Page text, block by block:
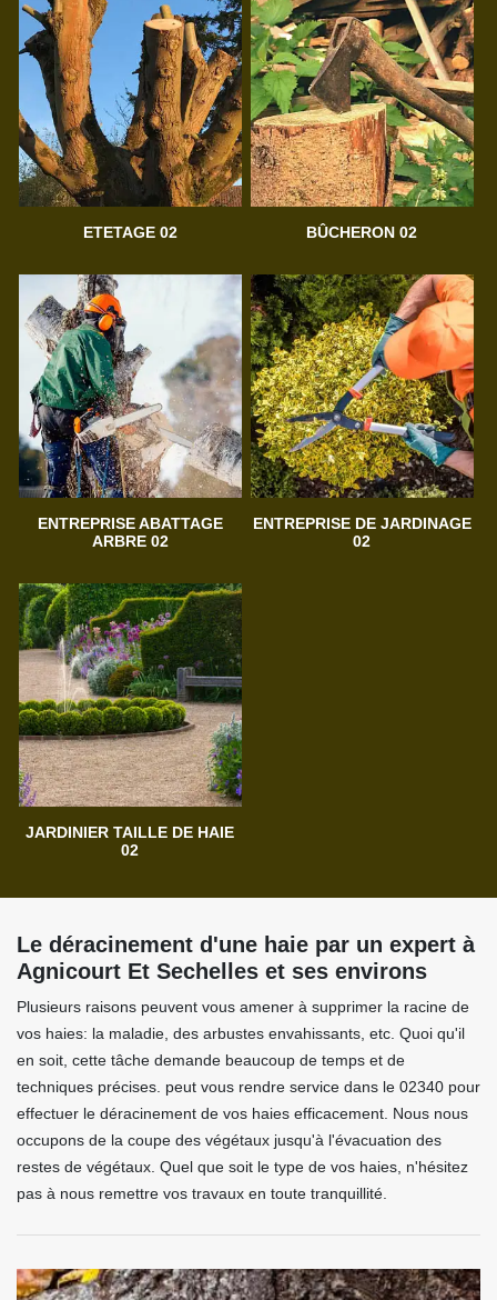
ETETAGE 02 BÛCHERON 02
ENTREPRISE ABATTAGE
ARBRE 02
ENTREPRISE DE JARDINAGE
02
JARDINIER TAILLE DE HAIE
02
Le déracinement d'une haie par un expert à
Agnicourt Et Sechelles et ses environs
Plusieurs raisons peuvent vous amener à supprimer la racine de
vos haies: la maladie, des arbustes envahissants, etc. Quoi qu'il
en soit, cette tâche demande beaucoup de temps et de
techniques précises. peut vous rendre service dans le 02340 pour
effectuer le déracinement de vos haies efficacement. Nous nous
occupons de la coupe des végétaux jusqu'à l'évacuation des
restes de végétaux. Quel que soit le type de vos haies, n'hésitez
pas à nous remettre vos travaux en toute tranquillité.